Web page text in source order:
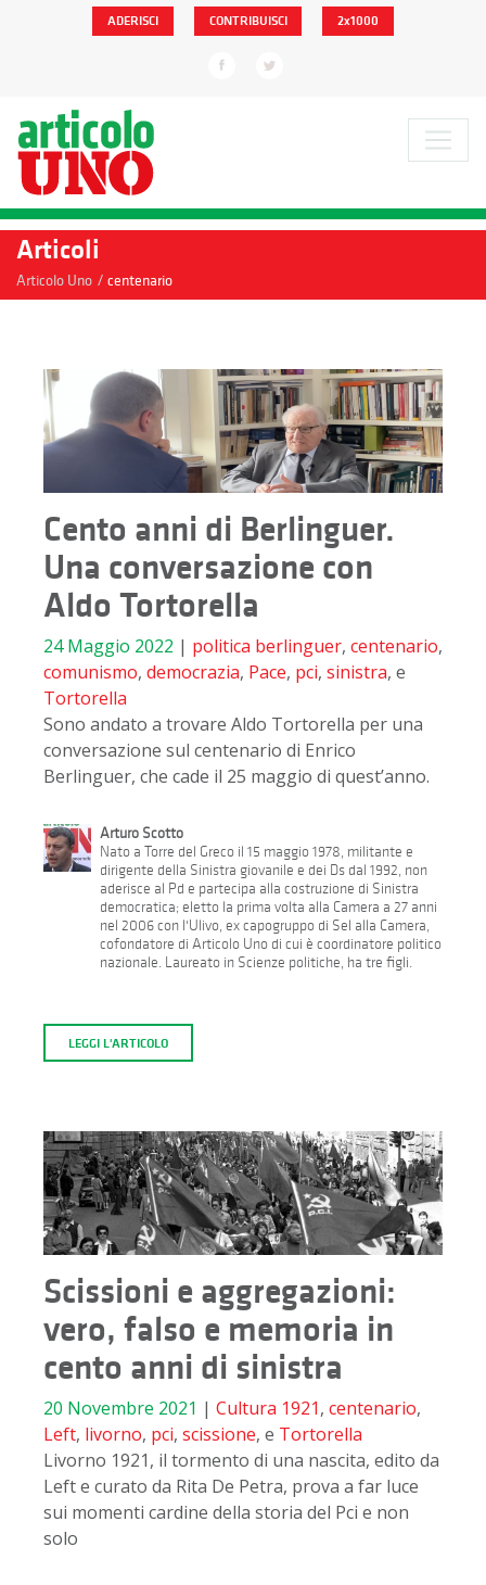
ADERISCI CONTRIBUISCI 2x1000
Articoli
Articolo Uno / centenario
Cento anni di Berlinguer.
Una conversazione con
Aldo Tortorella
24 Maggio 2022 | politica berlinguer, centenario,
comunismo, democrazia, Pace, pci, sinistra, e
Tortorella
Sono andato a trovare Aldo Tortorella per una
conversazione sul centenario di Enrico
Berlinguer, che cade il 25 maggio di quest’anno.
Arturo Scotto
Nato a Torre del Greco il 15 maggio 1978, militante e
dirigente della Sinistra giovanile e dei Ds dal 1992, non
aderisce al Pd e partecipa alla costruzione di Sinistra
democratica; eletto la prima volta alla Camera a 27 anni
nel 2006 con l'Ulivo, ex capogruppo di Sel alla Camera,
cofondatore di Articolo Uno di cui è coordinatore politico
nazionale. Laureato in Scienze politiche, ha tre figli.
LEGGI L'ARTICOLO
Scissioni e aggregazioni:
vero, falso e memoria in
cento anni di sinistra
20 Novembre 2021 | Cultura 1921, centenario,
Left, livorno, pci, scissione, e Tortorella
Livorno 1921, il tormento di una nascita, edito da
Left e curato da Rita De Petra, prova a far luce
sui momenti cardine della storia del Pci e non
solo